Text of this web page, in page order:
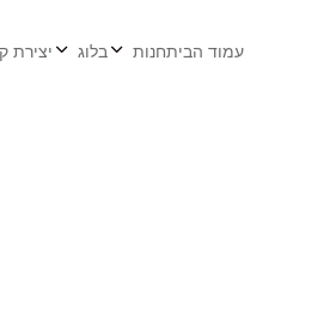
עמוד הביתחנות בלוג יצירת